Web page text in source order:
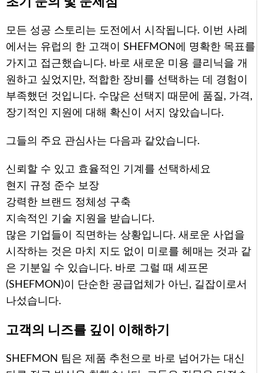
모든 성공 스토리는 도전에서 시작됩니다. 이번 사례
에서는 유럽의 한 고객이 SHEFMON에 명확한 목표를
가지고 접근했습니다. 바로 새로운 미용 클리닉을 개
원하고 싶었지만, 적합한 장비를 선택하는 데 경험이
부족했던 것입니다. 수많은 선택지 때문에 품질, 가격,
장기적인 지원에 대해 확신이 서지 않았습니다.
그들의 주요 관심사는 다음과 같았습니다.
신뢰할 수 있고 효율적인 기계를 선택하세요
현지 규정 준수 보장
강력한 브랜드 정체성 구축
지속적인 기술 지원을 받습니다.
많은 기업들이 직면하는 상황입니다. 새로운 사업을
시작하는 것은 마치 지도 없이 미로를 헤매는 것과 같
은 기분일 수 있습니다. 바로 그럴 때 셰프몬
(SHEFMON)이 단순한 공급업체가 아닌, 길잡이로서
나섰습니다.
고객의 니즈를 깊이 이해하기
SHEFMON 팀은 제품 추천으로 바로 넘어가는 대신